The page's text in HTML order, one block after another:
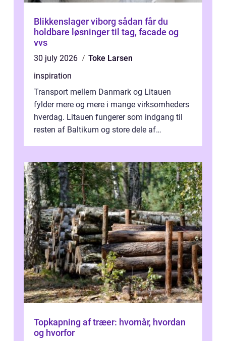
Blikkenslager viborg sådan får du
holdbare løsninger til tag, facade og
vvs
30 july 2026
Toke Larsen
inspiration
Transport mellem Danmark og Litauen
fylder mere og mere i mange virksomheders
hverdag. Litauen fungerer som indgang til
resten af Baltikum og store dele af
Topkapning af træer: hvornår, hvordan
og hvorfor